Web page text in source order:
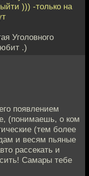
))) -только на
Уголовного
.)
появлением
(понимаешь, о ком
(тем более
и весям пьяные
рассекать и
Самары тебе